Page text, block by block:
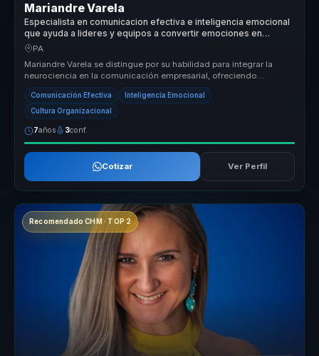
Mariandre Varela
Especialista en comunicacion efectiva e inteligencia emocional
que ayuda a lideres y equipos a convertir emociones en
cohesion, foco y rendimiento.
PA
Mariandre Varela se distingue por su habilidad para integrar la
neurociencia en la comunicación empresarial, ofreciendo
resultados medibl...
Comunicación Efectiva Inteligencia Emocional
Cultura Organizacional
7años 3conf.
Cotizar Ver Perfil
Recomendado CHM · TOP 2